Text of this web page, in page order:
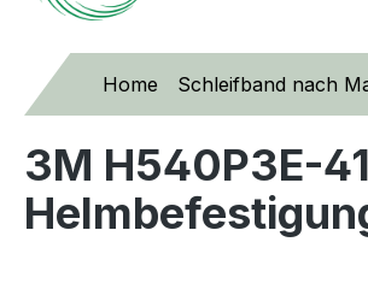
Home Schleifband nach
3M H540P3E-